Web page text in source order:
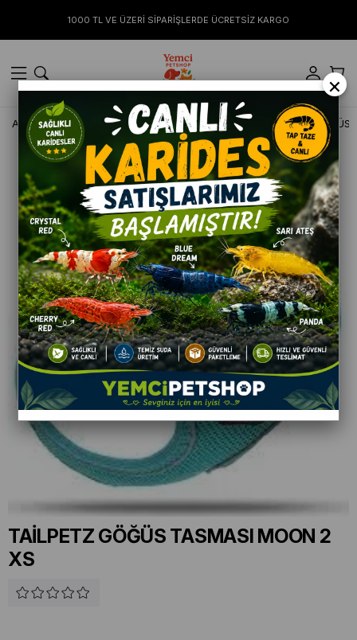
1000 TL VE ÜZERİ SİPARİŞLERDE ÜCRETSİZ KARGO
Anasayfa KÖPEK Tasma ve Gezdirmeler TAİLPETZ
TAİLPETZ GÖĞÜS TASMASI MOON 2
XS
×